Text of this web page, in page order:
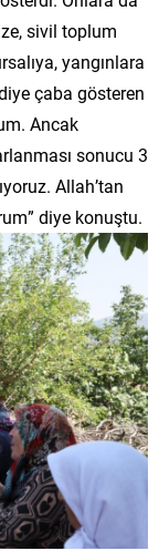
sivil toplum
yangınlara
çaba gösteren
Ancak
sonucu 3
Allah’tan
diye konuştu.